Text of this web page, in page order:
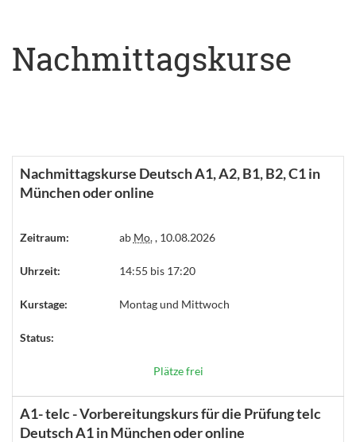
Nachmittagskurse
Nachmittagskurse Deutsch A1, A2, B1, B2, C1 in
München oder online
Zeitraum: ab Mo., 10.08.2026
Uhrzeit: 14:55 bis 17:20
Kurstage: Montag und Mittwoch
Status:
Plätze frei
A1- telc - Vorbereitungskurs für die Prüfung telc
Deutsch A1 in München oder online